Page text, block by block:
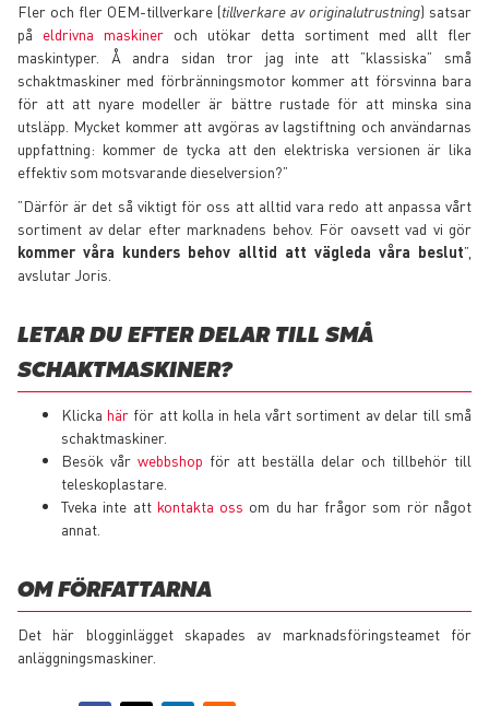
Fler och fler OEM-tillverkare (tillverkare av originalutrustning) satsar
på eldrivna maskiner och utökar detta sortiment med allt fler
maskintyper. Å andra sidan tror jag inte att ”klassiska” små
schaktmaskiner med förbränningsmotor kommer att försvinna bara
för att att nyare modeller är bättre rustade för att minska sina
utsläpp. Mycket kommer att avgöras av lagstiftning och användarnas
uppfattning: kommer de tycka att den elektriska versionen är lika
effektiv som motsvarande dieselversion?”
”Därför är det så viktigt för oss att alltid vara redo att anpassa vårt
sortiment av delar efter marknadens behov. För oavsett vad vi gör
kommer våra kunders behov alltid att vägleda våra beslut”,
avslutar Joris.
LETAR DU EFTER DELAR TILL SMÅ
SCHAKTMASKINER?
Klickahär för att kolla in hela vårt sortiment av delar till små
schaktmaskiner.
Besök vår webbshop för att beställa delar och tillbehör till
teleskoplastare.
Tveka inte att kontakta oss om du har frågor som rör något
annat.
OM FÖRFATTARNA
Det här blogginlägget skapades av marknadsföringsteamet för
anläggningsmaskiner.